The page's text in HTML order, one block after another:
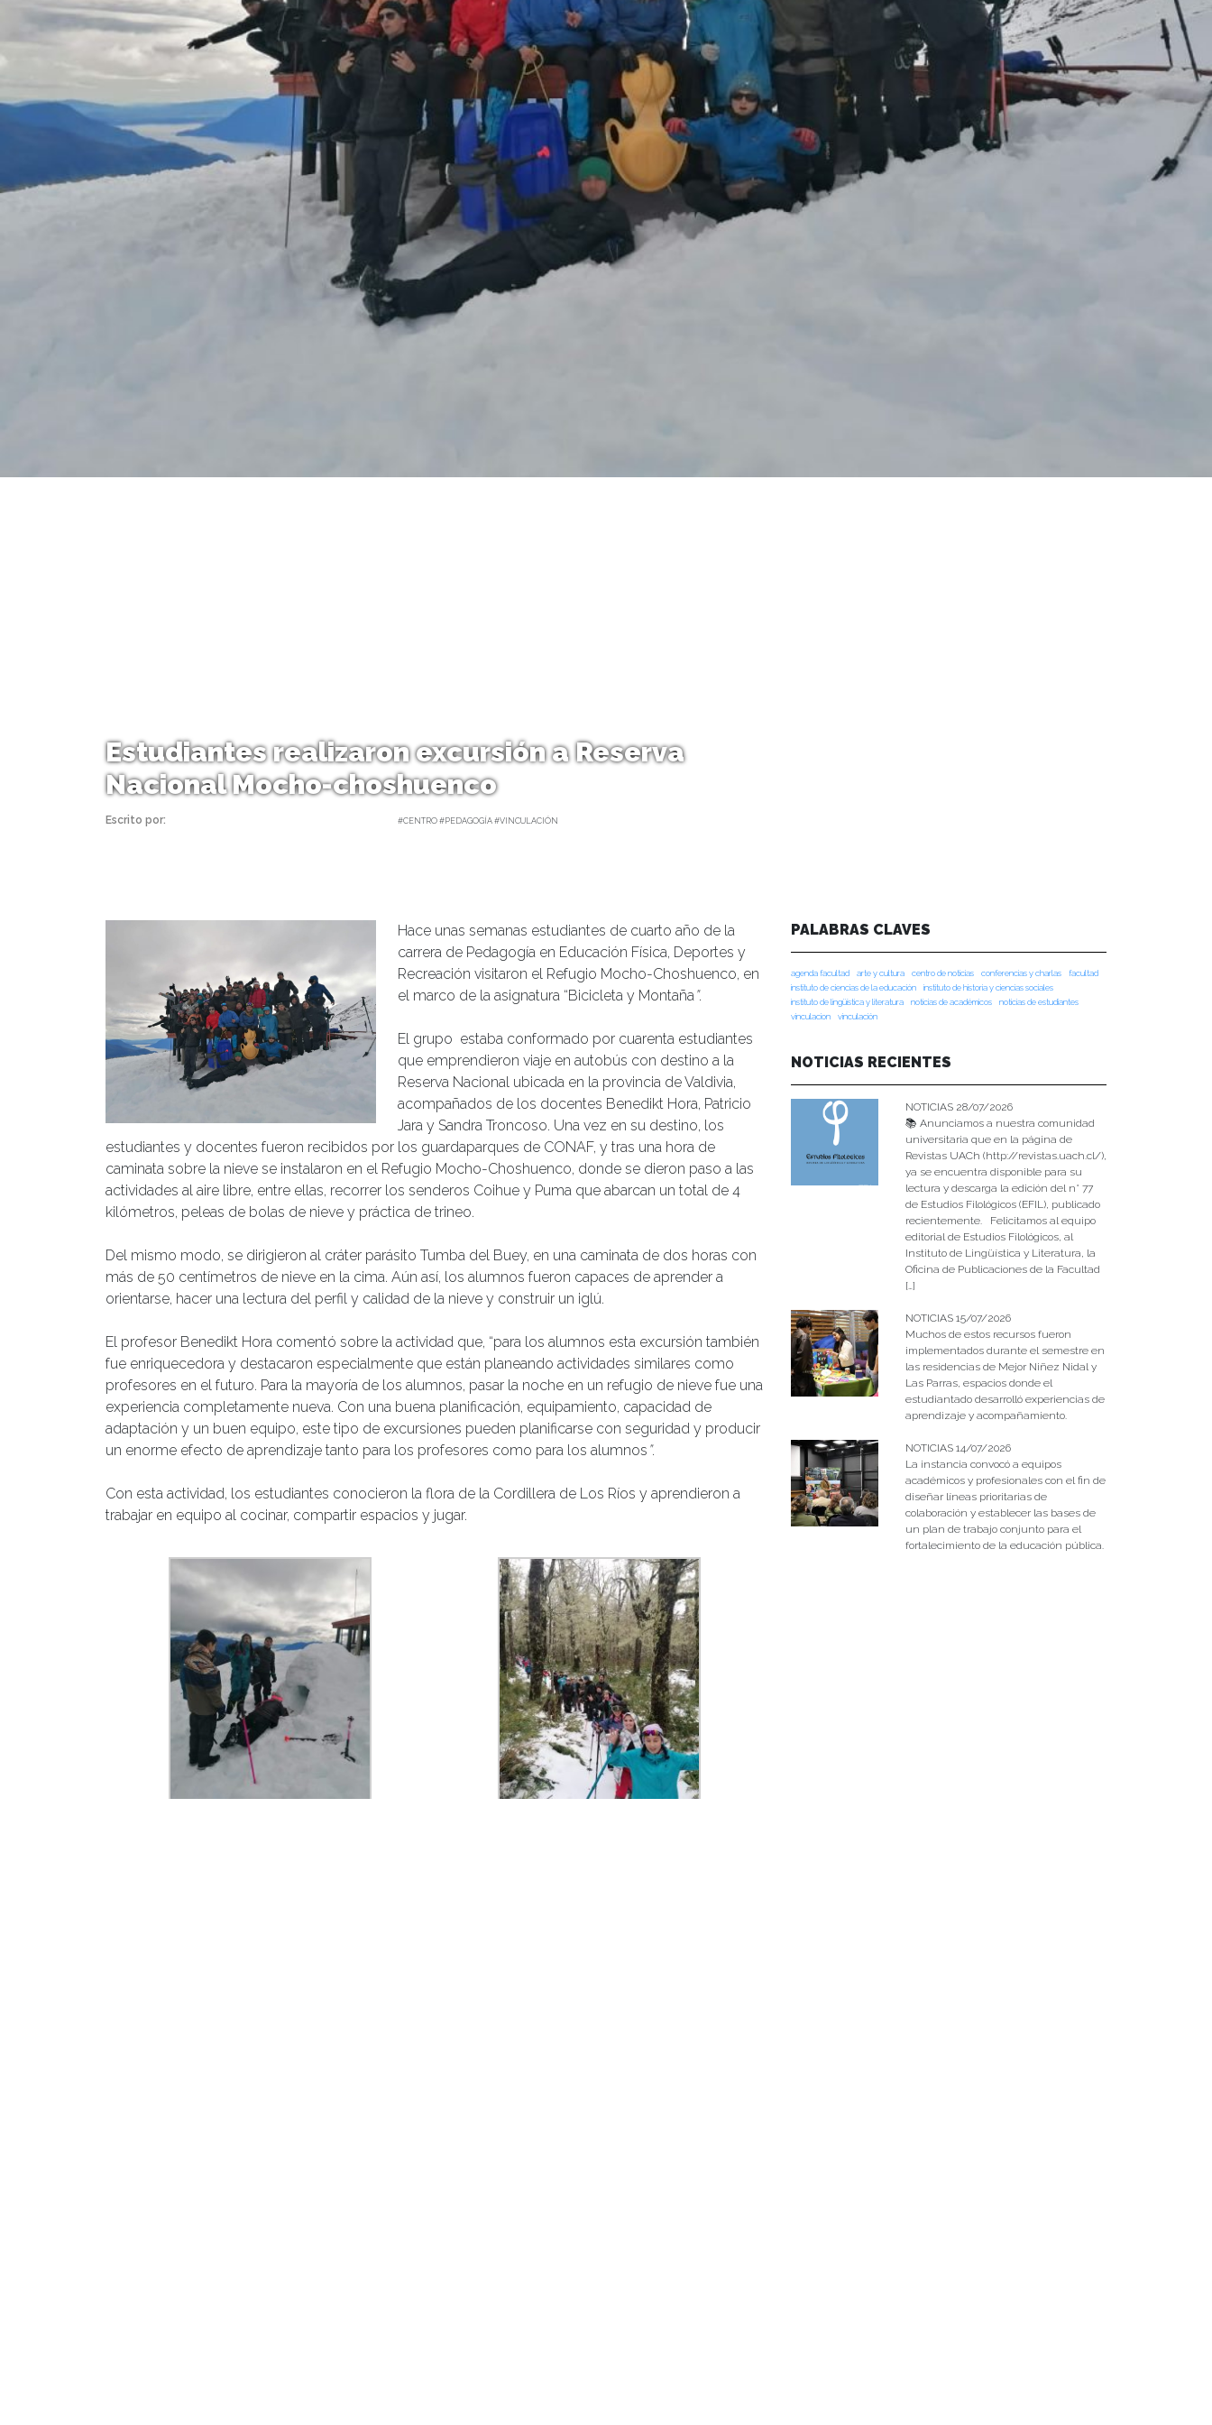
Estudiantes realizaron excursión a Reserva
Nacional Mocho-choshuenco
Escrito por: #CENTRO #PEDAGOGÍA #VINCULACIÓN
Hace unas semanas estudiantes de cuarto año de la
carrera de Pedagogía en Educación Física, Deportes y
Recreación visitaron el Refugio Mocho-Choshuenco, en
el marco de la asignatura “Bicicleta y Montaña”.
El grupo estaba conformado por cuarenta estudiantes
que emprendieron viaje en autobús con destino a la
Reserva Nacional ubicada en la provincia de Valdivia,
acompañados de los docentes Benedikt Hora, Patricio
Jara y Sandra Troncoso. Una vez en su destino, los
estudiantes y docentes fueron recibidos por los guardaparques de CONAF, y tras una hora de
caminata sobre la nieve se instalaron en el Refugio Mocho-Choshuenco, donde se dieron paso a las
actividades al aire libre, entre ellas, recorrer los senderos Coihue y Puma que abarcan un total de 4
kilómetros, peleas de bolas de nieve y práctica de trineo.
Del mismo modo, se dirigieron al cráter parásito Tumba del Buey, en una caminata de dos horas con
más de 50 centímetros de nieve en la cima. Aún así, los alumnos fueron capaces de aprender a
orientarse, hacer una lectura del perfil y calidad de la nieve y construir un iglú.
El profesor Benedikt Hora comentó sobre la actividad que, “para los alumnos esta excursión también
fue enriquecedora y destacaron especialmente que están planeando actividades similares como
profesores en el futuro. Para la mayoría de los alumnos, pasar la noche en un refugio de nieve fue una
experiencia completamente nueva. Con una buena planificación, equipamiento, capacidad de
adaptación y un buen equipo, este tipo de excursiones pueden planificarse con seguridad y producir
un enorme efecto de aprendizaje tanto para los profesores como para los alumnos ”.
Con esta actividad, los estudiantes conocieron la flora de la Cordillera de Los Ríos y aprendieron a
trabajar en equipo al cocinar, compartir espacios y jugar.
PALABRAS CLAVES
agenda facultad arte y cultura centro de noticias conferencias y charlas
facultad
instituto de ciencias de la educación
instituto de historia y ciencias sociales
instituto de lingüística y literatura
noticias de académicos
noticias de estudiantes
vinculacion
vinculación
NOTICIAS RECIENTES
NOTICIAS 28/07/2026
📚 Anunciamos a nuestra comunidad
universitaria que en la página de
Revistas UACh (http://revistas.uach.cl/),
ya se encuentra disponible para su
lectura y descarga la edición del n° 77
de Estudios Filológicos (EFIL), publicado
recientemente. Felicitamos al equipo
editorial de Estudios Filológicos, al
Instituto de Lingüística y Literatura, la
Oficina de Publicaciones de la Facultad
[…]
NOTICIAS 15/07/2026
Muchos de estos recursos fueron
implementados durante el semestre en
las residencias de Mejor Niñez Nidal y
Las Parras, espacios donde el
estudiantado desarrolló experiencias de
aprendizaje y acompañamiento.
NOTICIAS 14/07/2026
La instancia convocó a equipos
académicos y profesionales con el fin de
diseñar líneas prioritarias de
colaboración y establecer las bases de
un plan de trabajo conjunto para el
fortalecimiento de la educación pública.